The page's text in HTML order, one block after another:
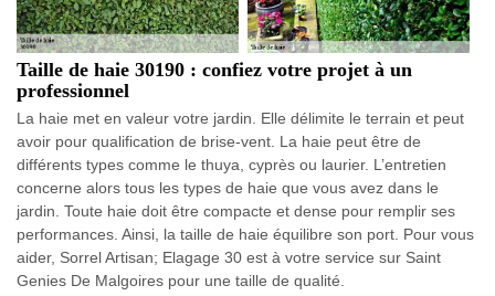
Taille de haie 30190 : confiez votre projet à un
professionnel
La haie met en valeur votre jardin. Elle délimite le terrain et peut
avoir pour qualification de brise-vent. La haie peut être de
différents types comme le thuya, cyprès ou laurier. L’entretien
concerne alors tous les types de haie que vous avez dans le
jardin. Toute haie doit être compacte et dense pour remplir ses
performances. Ainsi, la taille de haie équilibre son port. Pour vous
aider, Sorrel Artisan; Elagage 30 est à votre service sur Saint
Genies De Malgoires pour une taille de qualité.